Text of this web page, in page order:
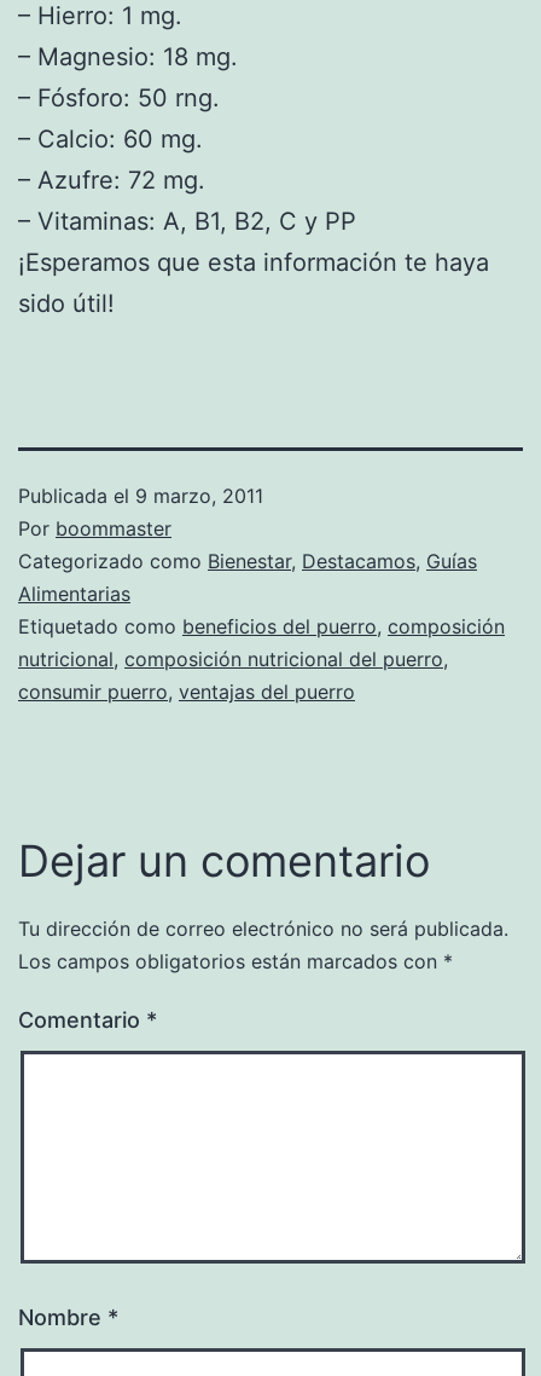
– Hierro: 1 mg.
– Magnesio: 18 mg.
– Fósforo: 50 rng.
– Calcio: 60 mg.
– Azufre: 72 mg.
– Vitaminas: A, B1, B2, C y PP
¡Esperamos que esta información te haya
sido útil!
Publicada el 9 marzo, 2011
Por boommaster
Categorizado como Bienestar, Destacamos, Guías
Alimentarias
Etiquetado como beneficios del puerro, composición
nutricional, composición nutricional del puerro,
consumir puerro, ventajas del puerro
Dejar un comentario
Tu dirección de correo electrónico no será publicada.
Los campos obligatorios están marcados con *
Comentario *
Nombre *